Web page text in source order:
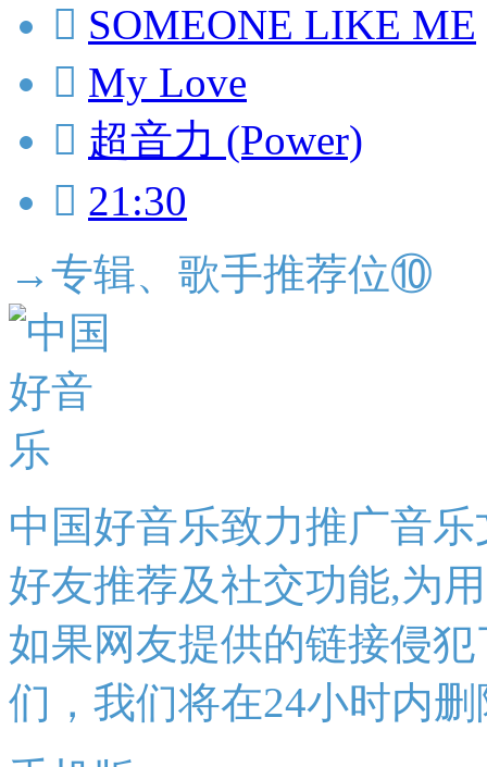
 SOMEONE LIKE ME
 My Love
 超音力 (Power)
 21:30
→专辑、歌手推荐位⑩
中国好音乐致力推广音
好友推荐及社交功能,为
如果网友提供的链接侵
们，我们将在24小时内